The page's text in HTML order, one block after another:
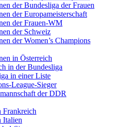
der Bundesliga der Frauen
der Europameisterschaft
der Frauen-WM
der Schweiz
der Women’s Champions
in Österreich
in der Bundesliga
in einer Liste
League-Sieger
der DDR
Frankreich
Italien